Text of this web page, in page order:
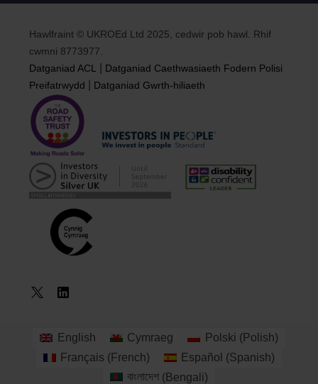
Hawlfraint © UKROEd Ltd 2025, cedwir pob hawl. Rhif
cwmni 8773977.
Datganiad ACL
Datganiad Caethwasiaeth Fodern Polisi
Preifatrwydd
Datganiad Gwrth-hiliaeth
English Cymraeg Polski (Polish)
Français (French) Español (Spanish)
বাংলাদেশ (Bengali)
Archebu
Cwrs